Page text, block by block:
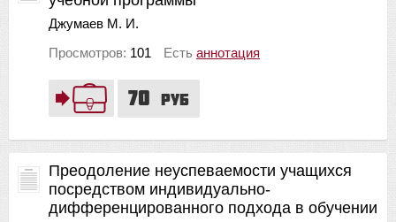
70 руб
Джумаев М. И.
Просмотров: 101 Есть аннотация
Преодоление неуспеваемости учащихся
посредством индивидуально-
дифференцированного подхода в обучении